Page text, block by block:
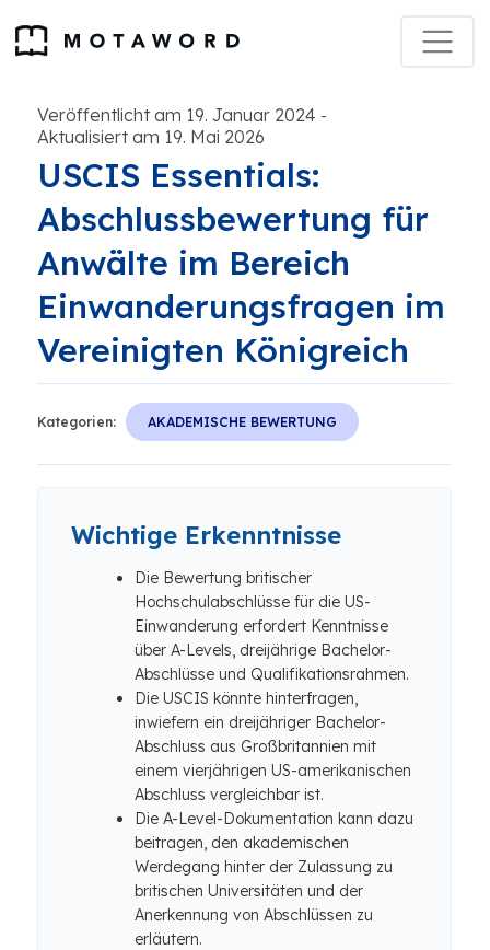
Veröffentlicht am 19. Januar 2024 -
Aktualisiert am 19. Mai 2026
USCIS Essentials:
Abschlussbewertung für
Anwälte im Bereich
Einwanderungsfragen im
Vereinigten Königreich
Kategorien: AKADEMISCHE BEWERTUNG
Wichtige Erkenntnisse
Die Bewertung britischer
Hochschulabschlüsse für die US-
Einwanderung erfordert Kenntnisse
über A-Levels, dreijährige Bachelor-
Abschlüsse und Qualifikationsrahmen.
Die USCIS könnte hinterfragen,
inwiefern ein dreijähriger Bachelor-
Abschluss aus Großbritannien mit
einem vierjährigen US-amerikanischen
Abschluss vergleichbar ist.
Die A-Level-Dokumentation kann dazu
beitragen, den akademischen
Werdegang hinter der Zulassung zu
britischen Universitäten und der
Anerkennung von Abschlüssen zu
erläutern.